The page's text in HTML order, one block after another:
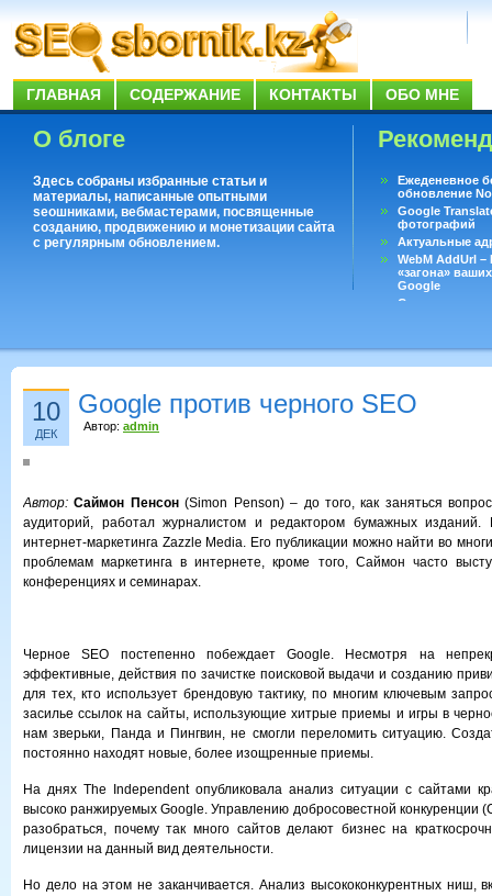
ГЛАВНАЯ СОДЕРЖАНИЕ КОНТАКТЫ ОБО МНЕ
О блоге
Здесь собраны избранные статьи и
материалы, написанные опытными
seoшниками, вебмастерами, посвященные
созданию, продвижению и монетизации сайта
с регулярным обновлением.
Ежеденевное
обновление
Google
фотографий
Актуальные
WebM AddUrl
«загона»
Google
Существует
10
ДЕК
Google против черного SEO
Автор: admin
Автор: Саймон Пенсон(Simon Penson) – до того, как заняться
аудиторий, работал журналистом и редактором бумажных изданий.
интернет-маркетинга Zazzle Media. Его публикации можно найти во
проблемам маркетинга в интернете, кроме того, Саймон часто
конференциях и семинарах.
Черное SEO постепенно побеждает Google. Несмотря на
эффективные, действия по зачистке поисковой выдачи и созданию
для тех, кто использует брендовую тактику, по многим ключевым
засилье ссылок на сайты, использующие хитрые приемы и игры в
нам зверьки, Панда и Пингвин, не смогли переломить ситуацию.
постоянно находят новые, более изощренные приемы.
На днях The Independent опубликовала анализ ситуации с сайтами
высоко ранжируемых Google. Управлению добросовестной
разобраться, почему так много сайтов делают бизнес на
лицензии на данный вид деятельности.
Но дело на этом не заканчивается. Анализ высококонкурентных ниш,